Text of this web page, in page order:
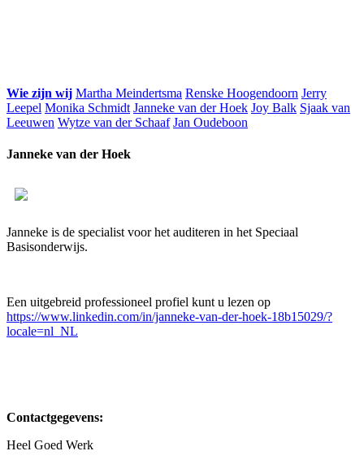
Wie zijn wij Martha Meindertsma Renske Hoogendoorn Jerry
Leepel Monika Schmidt Janneke van der Hoek Joy Balk Sjaak van
Leeuwen Wytze van der Schaaf Jan Oudeboon
Janneke van der Hoek
Janneke is de specialist voor het auditeren in het Speciaal
Basisonderwijs.
Een uitgebreid professioneel profiel kunt u lezen op
https://www.linkedin.com/in/janneke-van-der-hoek-18b15029/?
locale=nl_NL
Contactgegevens:
Heel Goed Werk